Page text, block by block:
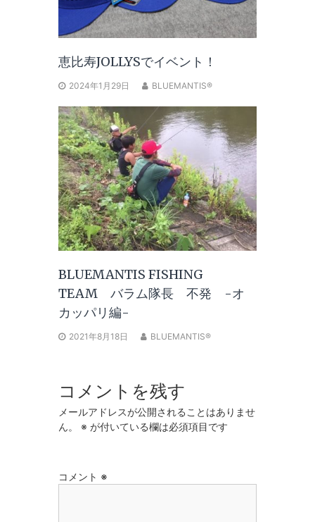
恵比寿JOLLYSでイベント！
2024年1月29日 BLUEMANTIS®
BLUEMANTIS FISHING
TEAM バラム隊長 不発 -オ
カッパリ編-
2021年8月18日 BLUEMANTIS®
コメントを残す
メールアドレスが公開されることはありませ
ん。
※ が付いている欄は必須項目です
コメント ※